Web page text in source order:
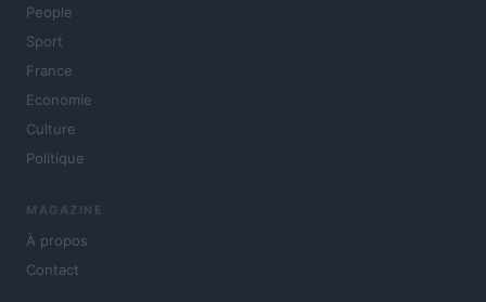
People
Sport
France
Economie
Culture
Politique
MAGAZINE
À propos
Contact